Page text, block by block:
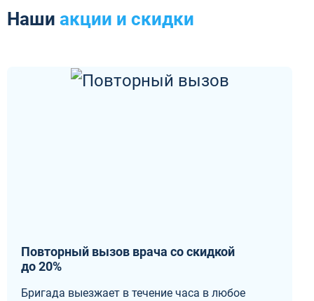
Наши акции и скидки
Повторный вызов врача со скидкой
до 20%
Бригада выезжает в течение часа в любое